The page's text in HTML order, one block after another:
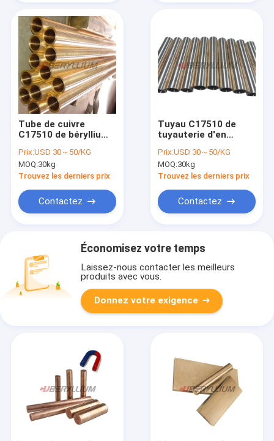
Tube de cuivre
C17510 de béryllium
Prix:USD 30～50/KG
MOQ:30kg
Trouvez les derniers prix
Contactez
Tuyau C17510 de
tuyauterie d'en
TH04 pour des
appareils à souder
Prix:USD 30～50/KG
MOQ:30kg
Trouvez les derniers prix
Contactez
Économisez votre temps
Laissez-nous contacter les meilleurs
produits avec vous.
Donnez votre exigence